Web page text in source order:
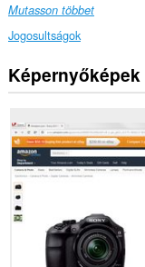
Mutasson többet
Jogosultságok
Ez
a
hozzáfér
az
adatához
az
összes
webhelyen.
Ez
kiegészítő
Képernyőképek